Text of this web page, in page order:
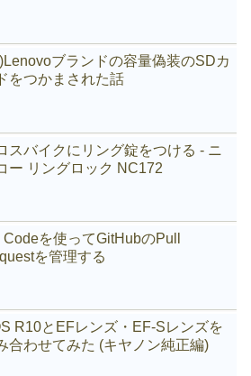
ブランドの容量偽装のSDカ
をつかまされた話
スバイクにリング錠をつける - ニ
ー リングロック NC172
Codeを使ってGitHubのPull
を管理する
R10とEFレンズ・EF-Sレンズを
合わせてみた (キヤノン純正編)